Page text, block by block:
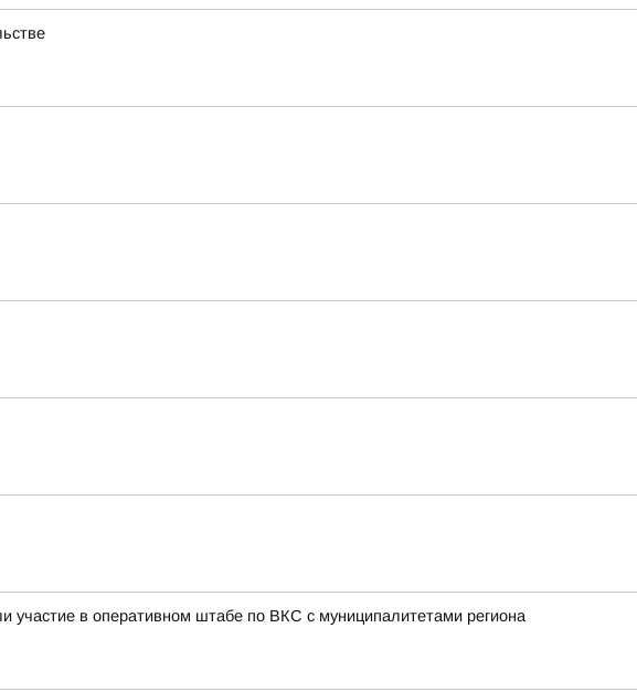
участие в оперативном штабе по ВКС с муниципалитетами региона